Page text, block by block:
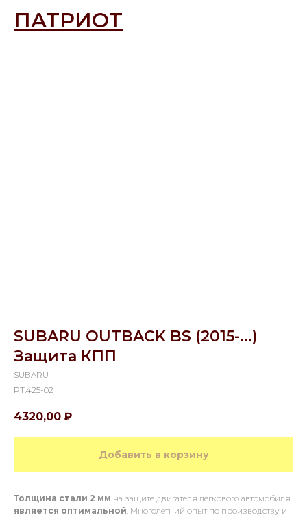
ПАТРИОТ
SUBARU OUTBACK BS (2015-...)
Защита КПП
SUBARU
PT.425-02
4320,00 ₽
Добавить в корзину
Толщина стали 2 мм на защите двигателя легкового автомобиля
является оптимальной. Многолетний опыт по производству и